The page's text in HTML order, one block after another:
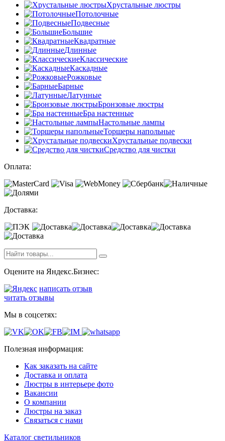
Хрустальные люстры
Потолочные
Подвесные
Большие
Квадратные
Длинные
Классические
Каскадные
Рожковые
Барные
Латунные
Бронзовые люстры
Бра настенные
Настольные лампы
Торшеры напольные
Хрустальные подвески
Средство для чистки
Оплата:
Доставка:
Оцените на Яндекс.Бизнес:
написать отзыв
читать отзывы
Мы в соцсетях:
Полезная информация:
Как заказать на сайте
Доставка и оплата
Люстры в интерьере фото
Вакансии
О компании
Люстры на заказ
Связаться с нами
Каталог светильников